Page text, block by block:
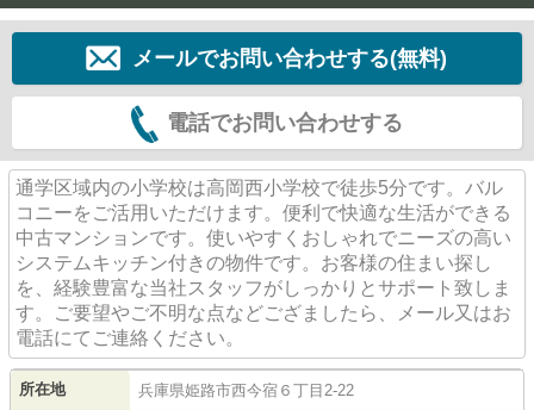
メールでお問い合わせする(無料)
電話でお問い合わせする
通学区域内の小学校は高岡西小学校で徒歩5分です。バル
コニーをご活用いただけます。便利で快適な生活ができる
中古マンションです。使いやすくおしゃれでニーズの高い
システムキッチン付きの物件です。お客様の住まい探し
を、経験豊富な当社スタッフがしっかりとサポート致しま
す。ご要望やご不明な点などござましたら、メール又はお
電話にてご連絡ください。
所在地 兵庫県姫路市西今宿 ６丁目2-22